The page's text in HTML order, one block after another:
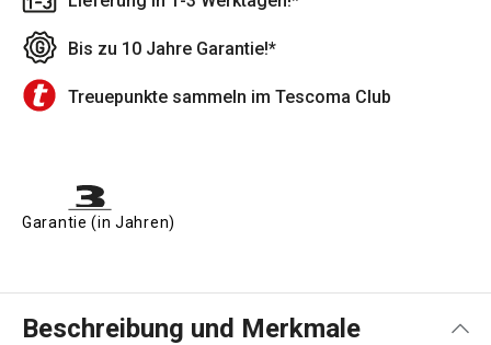
Bis zu 10 Jahre Garantie!*
Treuepunkte sammeln im Tescoma Club
Garantie (in Jahren)
Beschreibung und Merkmale